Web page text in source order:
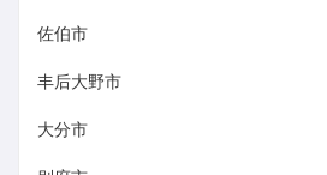
佐伯市
丰后大野市
大分市